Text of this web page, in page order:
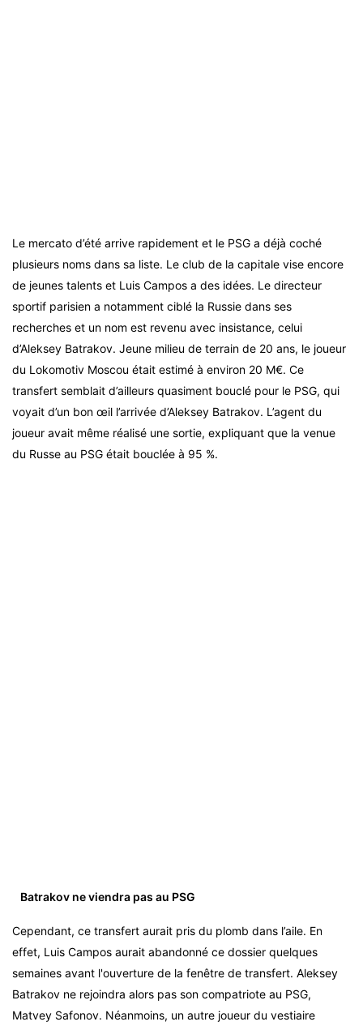
Le mercato d’été arrive rapidement et le PSG a déjà coché
plusieurs noms dans sa liste. Le club de la capitale vise encore
de jeunes talents et Luis Campos a des idées. Le directeur
sportif parisien a notamment ciblé la Russie dans ses
recherches et un nom est revenu avec insistance, celui
d’Aleksey Batrakov. Jeune milieu de terrain de 20 ans, le joueur
du Lokomotiv Moscou était estimé à environ 20 M€. Ce
transfert semblait d’ailleurs quasiment bouclé pour le PSG, qui
voyait d’un bon œil l’arrivée d’Aleksey Batrakov. L’agent du
joueur avait même réalisé une sortie, expliquant que la venue
du Russe au PSG était bouclée à 95 %.
Batrakov ne viendra pas au PSG
Cependant, ce transfert aurait pris du plomb dans l’aile. En
effet, Luis Campos aurait abandonné ce dossier quelques
semaines avant l'ouverture de la fenêtre de transfert. Aleksey
Batrakov ne rejoindra alors pas son compatriote au PSG,
Matvey Safonov. Néanmoins, un autre joueur du vestiaire